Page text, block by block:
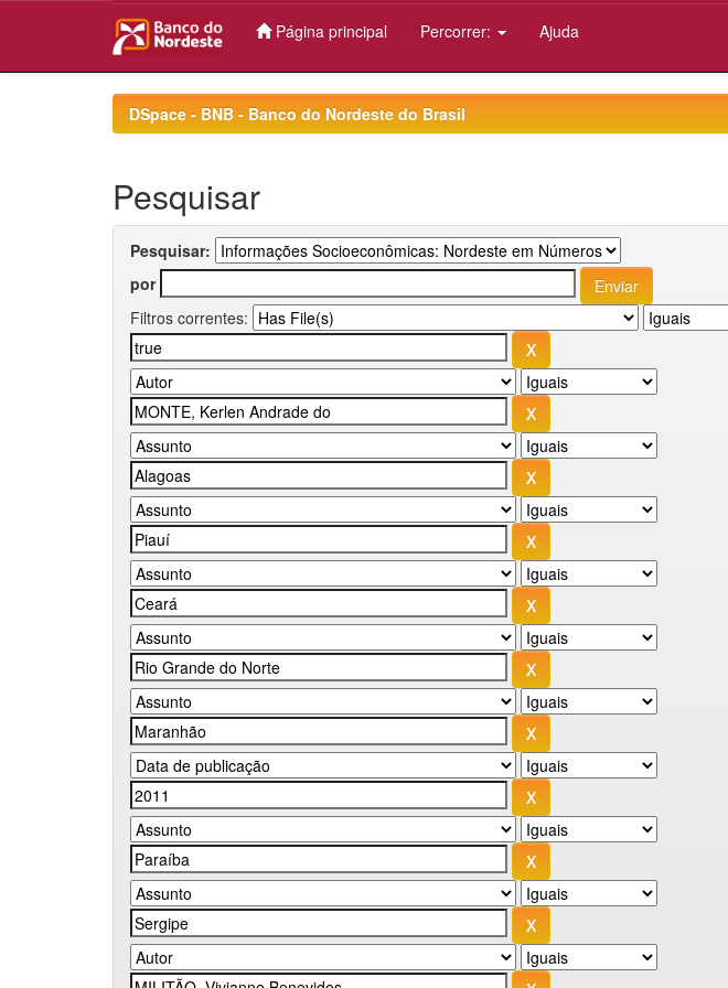
Página principal Percorrer: Ajuda
DSpace - BNB - Banco do Nordeste do Brasil
Pesquisar
Pesquisar:
por
Filtros correntes: